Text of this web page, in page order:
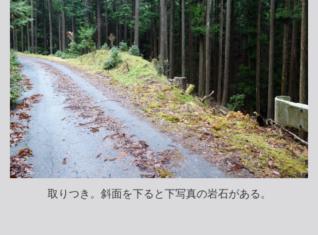
取りつき。斜面を下ると下写真の岩石がある。